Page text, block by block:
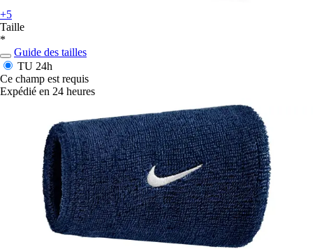
+5
Taille
*
Guide des tailles
TU 24h
Ce champ est requis
Expédié en 24 heures